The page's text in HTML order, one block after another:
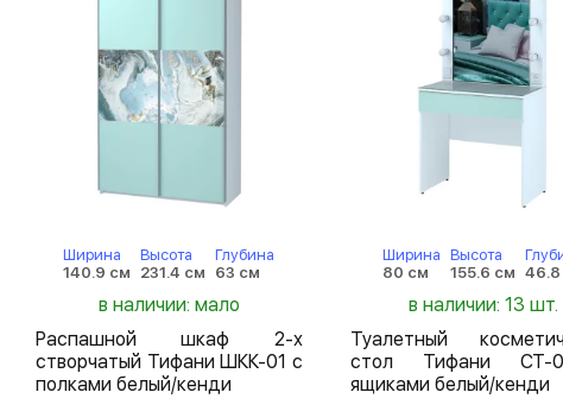
Ширина
140.9 см
Высота
231.4 см
Глубина
63 см
в наличии: мало
Распашной шкаф 2-х
створчатый Тифани ШКК-01 с
полками белый/кенди
Ширина
80 см
Высота
155.6 см 46.8
в наличии: 13 шт.
Туалетный
стол Тифани
ящиками белый/кенди